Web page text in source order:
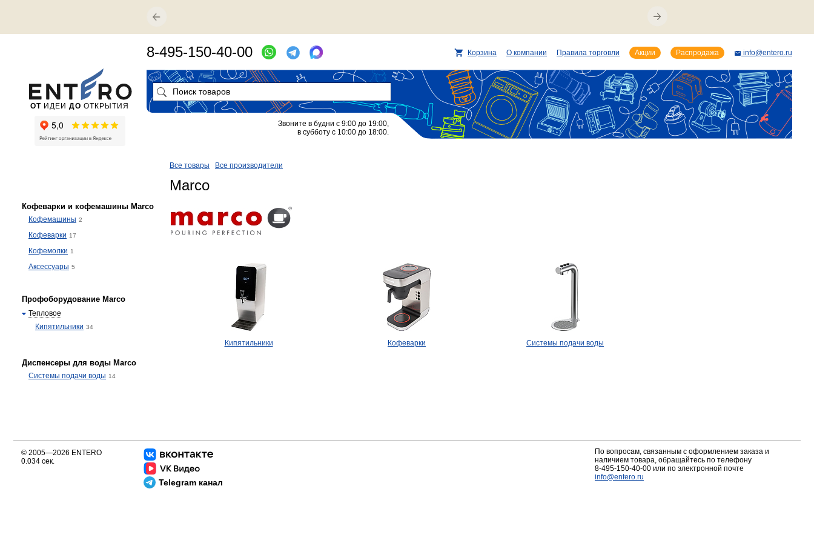
Все товары Все производители
Marco
Кипятильники Кофеварки Системы подачи воды
Кофеварки и кофемашины Marco
Кофемашины 2
Кофеварки 17
Кофемолки 1
Аксессуары 5
Профоборудование Marco
Тепловое
Кипятильники 34
Диспенсеры для воды Marco
Системы подачи воды 14
ОТ ИДЕИ ДО ОТКРЫТИЯ
8-495-150-40-00 Корзина О компании Правила торговли Акции Распродажа info@entero.ru
Звоните в будни с 9:00 до 19:00,
в субботу с 10:00 до 18:00.
Telegram канал
© 2005—2026 ENTERO
0.034 сек.
По вопросам, связанным с оформлением заказа и
наличием товара, обращайтесь по телефону
8-495-150-40-00 или по электронной почте
info@entero.ru